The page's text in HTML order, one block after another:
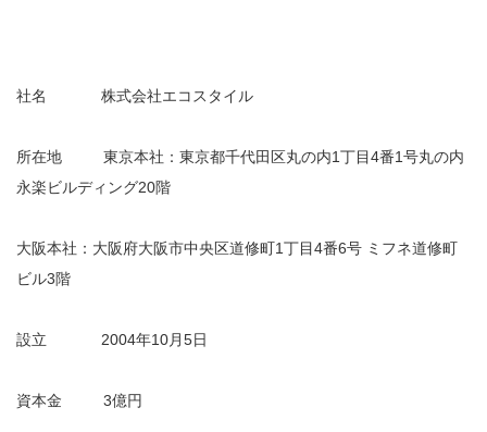
社名 株式会社エコスタイル
所在地 東京本社：東京都千代田区丸の内1丁目4番1号丸の内
永楽ビルディング20階
大阪本社：大阪府大阪市中央区道修町1丁目4番6号 ミフネ道修町
ビル3階
設立 2004年10月5日
資本金 3億円